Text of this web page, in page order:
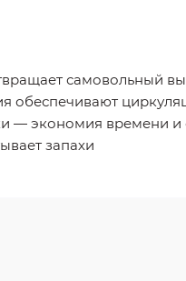
самовольный
обеспечивают
— экономия времени и
запахи